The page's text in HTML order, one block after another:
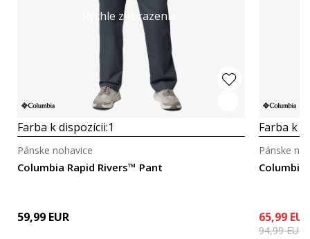
Rýchle zobrazenie
Farba k dispozícii:1
Columbia Rapid Rivers™ Pant
Pánske nohavice
59,99 EUR
Farba k
Columbia
Pánske
65,99 EUR
94,99EUR